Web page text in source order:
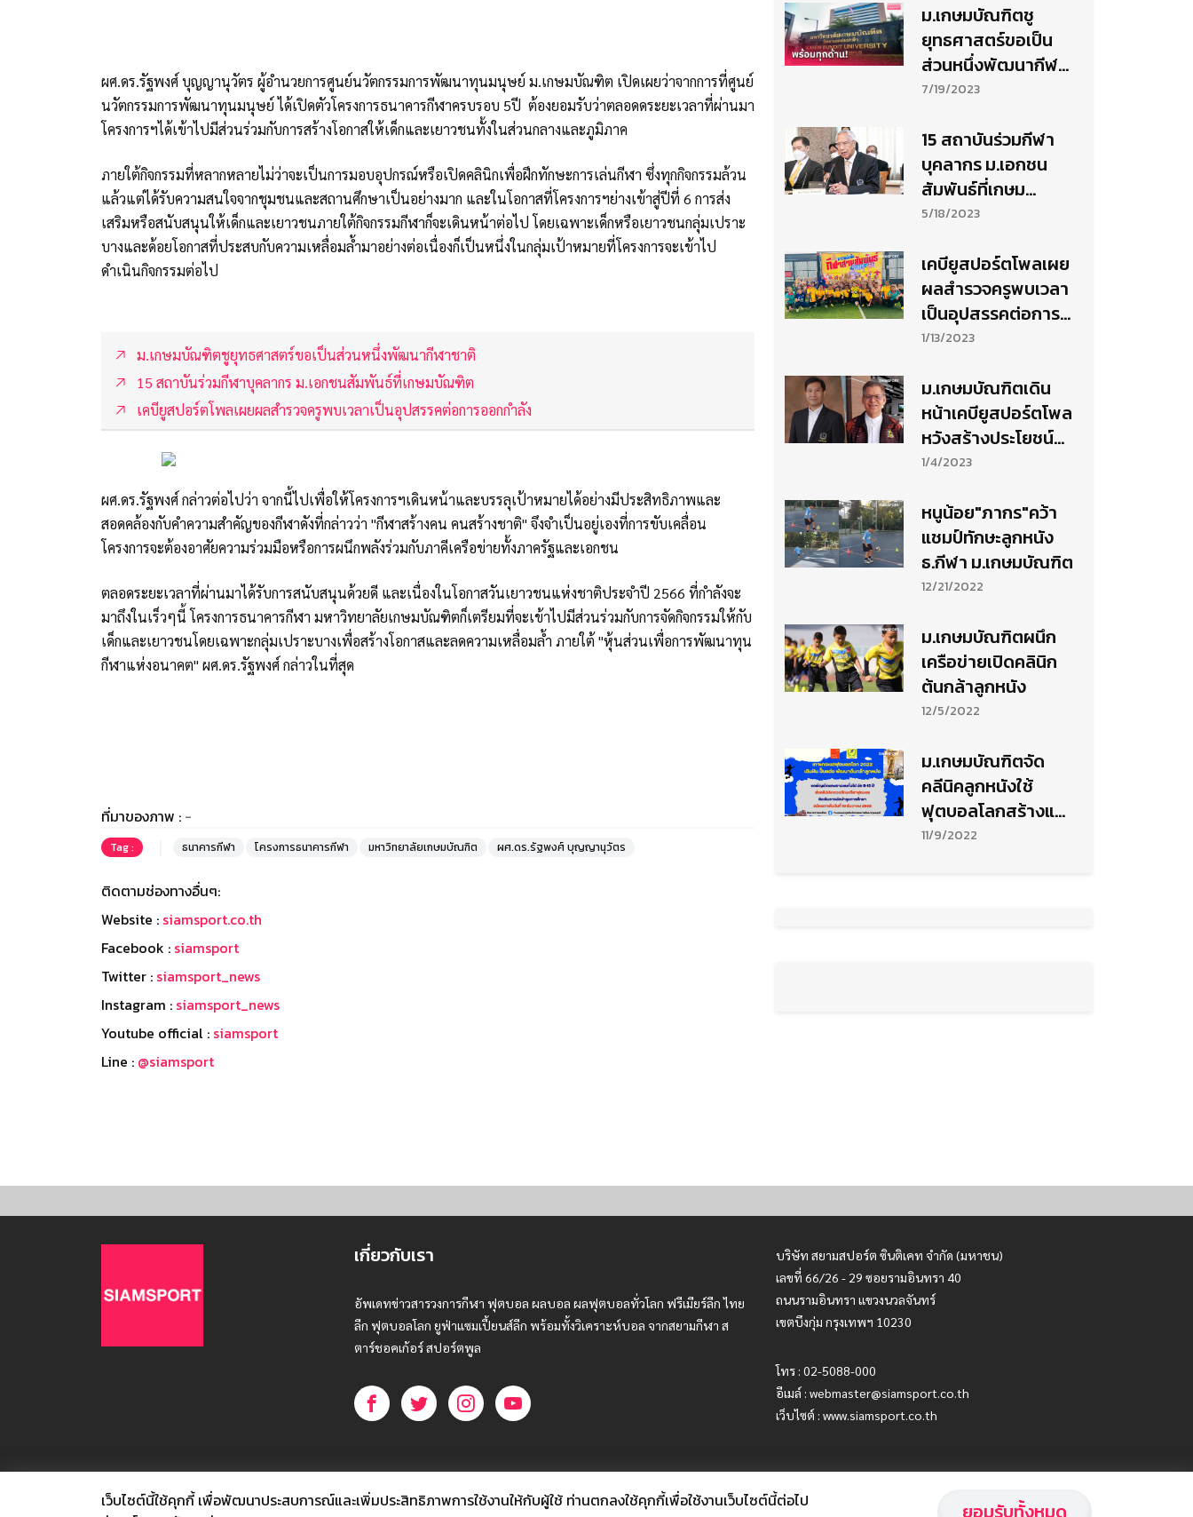
ผศ.ดร.รัฐพงศ์ บุญญานุวัตร ผู้อำนวยการศูนย์นวัตกรรมการพัฒนาทุนมนุษย์ ม.เกษมบัณฑิต เปิดเผยว่าจากการที่ศูนย์
นวัตกรรมการพัฒนาทุนมนุษย์ ได้เปิดตัวโครงการธนาคารกีฬาครบรอบ 5ปี ต้องยอมรับว่าตลอดดระยะเวลาที่ผ่านมา
โครงการฯได้เข้าไปมีส่วนร่วมกับการสร้างโอกาสให้เด็กและเยาวชนทั้งในส่วนกลางและภูมิภาค
ภายใต้กิจกรรมที่หลากหลายไม่ว่าจะเป็นการมอบอุปกรณ์หรือเปิดคลินิกเพื่อฝึกทักษะการเล่นกีฬา ซึ่งทุกกิจกรรมล้วน
แล้วแต่ได้รับความสนใจจากชุมชนและสถานศึกษาเป็นอย่างมาก และในโอกาสที่โครงการฯย่างเข้าสู่ปีที่ 6 การส่ง
เสริมหรือสนับสนุนให้เด็กและเยาวชนภายใต้กิจกรรมกีฬาก็จะเดินหน้าต่อไป โดยเฉพาะเด็กหรือเยาวชนกลุ่มเปราะ
บางและด้อยโอกาสที่ประสบกับความเหลื่อมล้ำมาอย่างต่อเนื่องก็เป็นหนึ่งในกลุ่มเป้าหมายที่โครงการจะเข้าไป
ดำเนินกิจกรรมต่อไป
ม.เกษมบัณฑิตชูยุทธศาสตร์ขอเป็นส่วนหนึ่งพัฒนากีฬาชาติ
15 สถาบันร่วมกีฬาบุคลากร ม.เอกชนสัมพันธ์ที่เกษมบัณฑิต
เคบียูสปอร์ตโพลเผยผลสำรวจครูพบเวลาเป็นอุปสรรคต่อการออกกำลัง
ผศ.ดร.รัฐพงศ์ กล่าวต่อไปว่า จากนี้ไปเพื่อให้โครงการฯเดินหน้าและบรรลุเป้าหมายได้อย่างมีประสิทธิภาพและ
สอดคล้องกับคำความสำคัญของกีฬาดังที่กล่าวว่า "กีฬาสร้างคน คนสร้างชาติ" จึงจำเป็นอยู่เองที่การขับเคลื่อน
โครงการจะต้องอาศัยความร่วมมือหรือการผนึกพลังร่วมกับภาคีเครือข่ายทั้งภาครัฐและเอกชน
ตลอดระยะเวลาที่ผ่านมาได้รับการสนับสนุนด้วยดี และเนื่องในโอกาสวันเยาวชนแห่งชาติประจำปี 2566 ที่กำลังจะ
มาถึงในเร็วๆนี้ โครงการธนาคารกีฬา มหาวิทยาลัยเกษมบัณฑิตก็เตรียมที่จะเข้าไปมีส่วนร่วมกับการจัดกิจกรรมให้กับ
เด็กและเยาวชนโดยเฉพาะกลุ่มเปราะบางเพื่อสร้างโอกาสและลดความเหลื่อมล้ำ ภายใต้ "หุ้นส่วนเพื่อการพัฒนาทุน
กีฬาแห่งอนาคต" ผศ.ดร.รัฐพงศ์ กล่าวในที่สุด
ที่มาของภาพ : -
Tag : ธนาคารกีฬา โครงการธนาคารกีฬา มหาวิทยาลัยเกษมบัณฑิต ผศ.ดร.รัฐพงศ์ บุญญานุวัตร
ติดตามช่องทางอื่นๆ:
Website : siamsport.co.th
Facebook : siamsport
Twitter : siamsport_news
Instagram : siamsport_news
Youtube official : siamsport
Line : @siamsport
ม.เกษมบัณฑิตชู
ยุทธศาสตร์ขอเป็น
ส่วนหนึ่งพัฒนากีฬา
ชาติ
7/19/2023
15 สถาบันร่วมกีฬา
บุคลากร ม.เอกชน
สัมพันธ์ที่เกษม
บัณฑิต
5/18/2023
เคบียูสปอร์ตโพลเผย
ผลสำรวจครูพบเวลา
เป็นอุปสรรคต่อการ
ออกกำลัง
1/13/2023
ม.เกษมบัณฑิตเดิน
หน้าเคบียูสปอร์ตโพล
หวังสร้างประโยชน์
พัฒนากีฬาไทย
1/4/2023
หนูน้อย"ภากร"คว้า
แชมป์ทักษะลูกหนัง
ธ.กีฬา ม.เกษมบัณฑิต
12/21/2022
ม.เกษมบัณฑิตผนึก
เครือข่ายเปิดคลินิก
ต้นกล้าลูกหนัง
12/5/2022
ม.เกษมบัณฑิตจัด
คลีนิคลูกหนังใช้
ฟุตบอลโลกสร้างแรง
บันดาลใจ
11/9/2022
เกี่ยวกับเรา
อัพเดทข่าวสารวงการกีฬา ฟุตบอล ผลบอล ผลฟุตบอลทั่วโลก ฟรีเมียร์ลีก ไทย
ลีก ฟุตบอลโลก ยูฟ่าแซมเปี้ยนส์ลีก พร้อมทั้งวิเคราะห์บอล จากสยามกีฬา ส
ตาร์ชอคเก้อร์ สปอร์ตพูล
บริษัท สยามสปอร์ต ซินติเคท จำกัด (มหาชน)
เลขที่ 66/26 - 29 ซอยรามอินทรา 40
ถนนรามอินทรา แขวงนวลจันทร์
เขตบึงกุ่ม กรุงเทพฯ 10230
โทร : 02-5088-000
อีเมล์ : webmaster@siamsport.co.th
เว็บไซต์ : www.siamsport.co.th
© SIAMSPORT Privacy
เว็บไซต์นี้ใช้คุกกี้เพื่อพัฒนาประสบการณ์และเพิ่มประสิทธิภาพการใช้งานให้กับผู้ใช้ ท่านตกลงใช้คุกกี้เพื่อใช้งานเว็บไซต์นี้ต่อไป
ยอมรับทั้งหมด